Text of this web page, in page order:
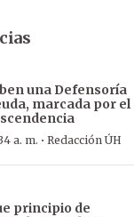
una Defensoría
marcada por el
a. m. · Redacción ÚH
principio de